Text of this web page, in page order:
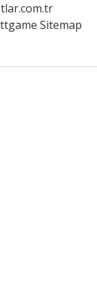
Sitemap